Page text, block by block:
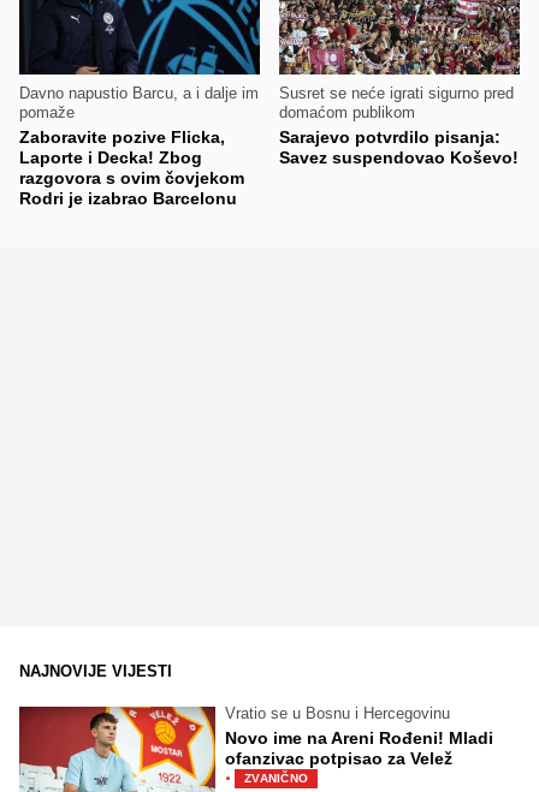
Davno napustio Barcu, a i dalje im
pomaže
Zaboravite pozive Flicka,
Laporte i Decka! Zbog
razgovora s ovim čovjekom
Rodri je izabrao Barcelonu
Susret se neće igrati sigurno pred
domaćom publikom
Sarajevo potvrdilo pisanja:
Savez suspendovao Koševo!
NAJNOVIJE VIJESTI
Vratio se u Bosnu i Hercegovinu
Novo ime na Areni Rođeni! Mladi
ofanzivac potpisao za Velež
· ZVANIČNO